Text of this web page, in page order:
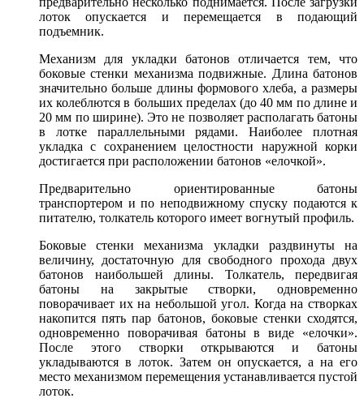
лоток опускается и перемещается в подающий
подъемник.
Механизм для укладки батонов отличается тем, что
боковые стенки механизма подвижные. Длина батонов
значительно больше длины формового хлеба, а размеры
их колеблются в больших преде­лах (до 40 мм по длине и
20 мм по ширине). Это не позволяет располагать батоны
в лотке параллельными рядами. Наиболее плотная
укладка с сохранением целостности наружной корки
достигается при расположении батонов «елочкой».
Предварительно ориентированные батоны
транспортером и по неподвижному спуску подаются к
питателю, толкатель которого имеет вогнутый профиль.
Боковые стенки механизма укладки раздвинуты на
величину, достаточную для свободного прохода двух
батонов наибольшей длины. Толкатель, передвигая
батоны на закрытые створки, одновременно
поворачивает их на небольшой угол. Когда на створках
накопится пять пар батонов, боковые стенки сходятся,
одновременно поворачивая батоны в виде «елочки».
После этого створки открываются и батоны
укладываются в лоток. Затем он опускается, а на его
место механизмом перемещения устанавливается пустой
лоток.